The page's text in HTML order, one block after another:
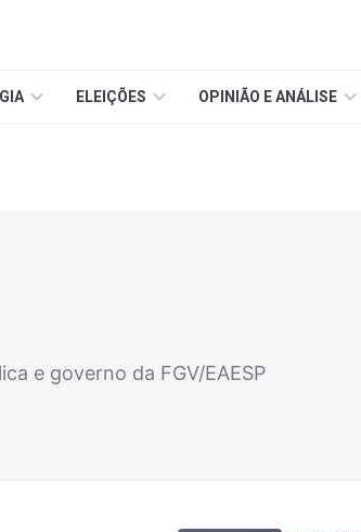
ELEIÇÕES OPINIÃO E ANÁLISE
e governo da FGV/EAESP